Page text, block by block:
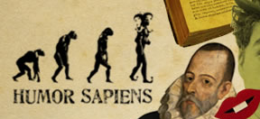
Pasar
al
contenido
principal